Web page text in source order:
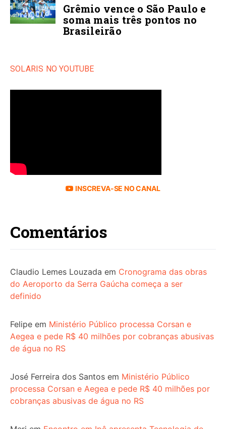
Grêmio vence o São Paulo e
soma mais três pontos no
Brasileirão
SOLARIS NO YOUTUBE
INSCREVA-SE NO CANAL
Comentários
Claudio Lemes Louzada em Cronograma das obras
do Aeroporto da Serra Gaúcha começa a ser
definido
Felipe em Ministério Público processa Corsan e
Aegea e pede R$ 40 milhões por cobranças abusivas
de água no RS
José Ferreira dos Santos em Ministério Público
processa Corsan e Aegea e pede R$ 40 milhões por
cobranças abusivas de água no RS